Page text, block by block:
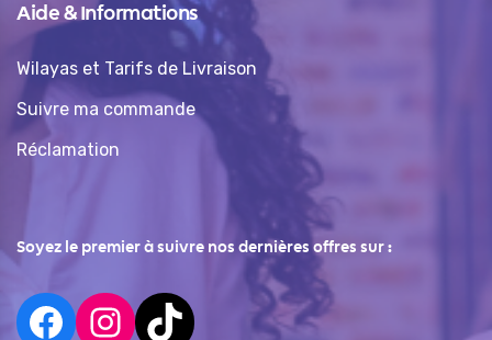
Aide & Informations
Wilayas et Tarifs de Livraison
Suivre ma commande
Réclamation
Soyez le premier à suivre nos dernières offres sur :